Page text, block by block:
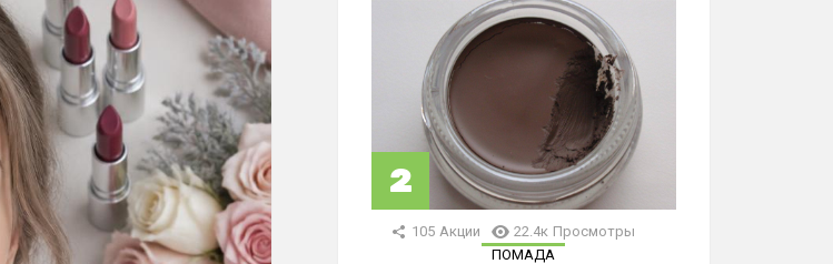
105 Акции 22.4к Просмотры
ПОМАДА